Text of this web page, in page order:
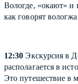
Вологде, «окают» и
как говорят
12:30 Экскурсия в
располагается в
Это путешествие в